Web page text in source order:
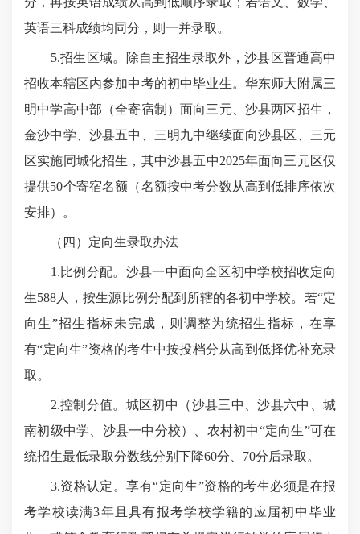
英语三科成绩均同分，则一并录取。
5.招生区域。除自主招生录取外，沙县区普通高中
招收本辖区内参加中考的初中毕业生。华东师大附属三
明中学高中部（全寄宿制）面向三元、沙县两区招生，
金沙中学、沙县五中、三明九中继续面向沙县区、三元
区实施同城化招生，其中沙县五中2025年面向三元区仅
提供50个寄宿名额（名额按中考分数从高到低排序依次
安排）。
（四）定向生录取办法
1.比例分配。沙县一中面向全区初中学校招收定向
生588人，按生源比例分配到所辖的各初中学校。若“定
向生”招生指标未完成，则调整为统招生指标，在享
有“定向生”资格的考生中按投档分从高到低择优补充录
取。
2.控制分值。城区初中（沙县三中、沙县六中、城
南初级中学、沙县一中分校）、农村初中“定向生”可在
统招生最低录取分数线分别下降60分、70分后录取。
3.资格认定。享有“定向生”资格的考生必须是在报
考学校读满3年且具有报考学校学籍的应届初中毕业